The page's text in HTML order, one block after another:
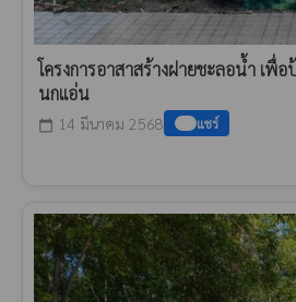
โครงการอาสาสร้างฝายชะลอน้ำ เ
นกแอ่น
calendar_today 14 มีนาคม 2568 แชร์